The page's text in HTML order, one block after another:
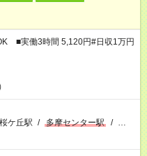
■実働3時間 5,120円#日収1万円
ケ丘駅 / 多摩センター駅 / …